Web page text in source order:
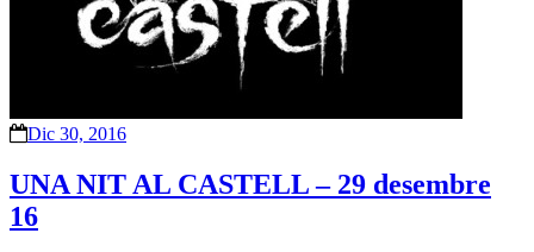
Dic 30, 2016
UNA NIT AL CASTELL – 29 desembre
16